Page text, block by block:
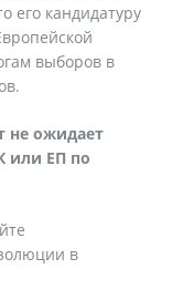
его кандидатуру
выборов в
не ожидает
или ЕП по
в